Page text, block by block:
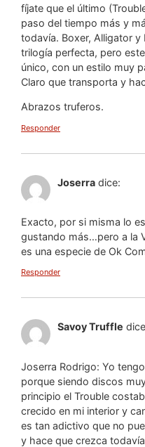
fíjate que el último
paso del tiempo más y
todavía. Boxer, Alligator
trilogía perfecta, pero
único, con un estilo muy
Claro que transporta y
Abrazos truferos.
Responder
Joserra dice:
Exacto, por si misma lo
gustando más…pero a la
es una especie de Ok
Responder
Savoy Truffle
Joserra Rodrigo: Yo
porque siendo discos
principio el Trouble
crecido en mi interior y
es tan adictivo que no
y hace que crezca